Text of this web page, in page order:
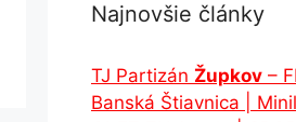
Najnovšie články
TJ Partizán Župkov –
Banská Štiavnica |